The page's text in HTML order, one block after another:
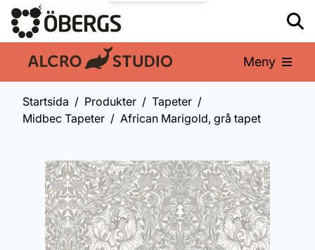
En del av: Meny
Startsida Produkter
Tapeter
Midbec Tapeter
African Marigold, grå tapet